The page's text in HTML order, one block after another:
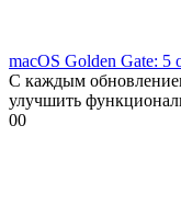
macOS Golden Gate: 5
С каждым
улучшить
00